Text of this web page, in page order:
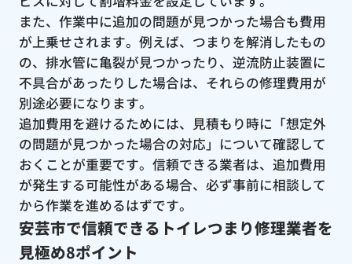
また、作業中に追加の問題が見つかった場合も費用
が上乗せされます。例えば、つまりを解消したもの
の、排水管に亀裂が見つかったり、逆流防止装置に
不具合があったりした場合は、それらの修理費用が
別途必要になります。
追加費用を避けるためには、見積もり時に「想定外
の問題が見つかった場合の対応」について確認して
おくことが重要です。信頼できる業者は、追加費用
が発生する可能性がある場合、必ず事前に相談して
から作業を進めるはずです。
安芸市で信頼できるトイレつまり修理業者を
見極め8ポイント